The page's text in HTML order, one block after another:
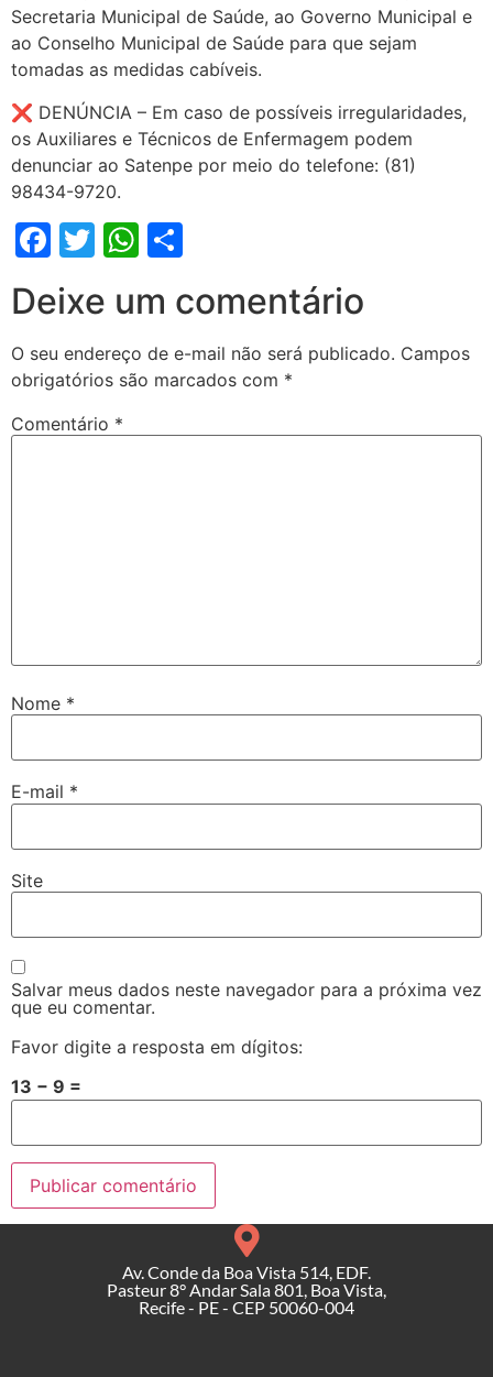
Secretaria Municipal de Saúde, ao Governo Municipal e
ao Conselho Municipal de Saúde para que sejam
tomadas as medidas cabíveis.
❌ DENÚNCIA – Em caso de possíveis irregularidades,
os Auxiliares e Técnicos de Enfermagem podem
denunciar ao Satenpe por meio do telefone: (81)
98434-9720.
Facebook
TwitterWhatsApp
Deixe um comentário
O seu endereço de e-mail não será publicado. Campos
obrigatórios são marcados com *
Comentário *
Nome *
E-mail *
Site
Salvar meus dados neste navegador para a próxima vez
que eu comentar.
Favor digite a resposta em dígitos:
13 − 9 =
Av. Conde da Boa Vista 514, EDF.
Pasteur 8° Andar Sala 801, Boa Vista,
Recife - PE - CEP 50060-004